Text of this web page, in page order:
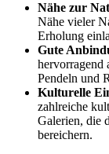
Nähe zur
Nähe vieler
Erholung
Gute
hervorragend
Pendeln und
Kulturelle
zahlreiche
Galerien, die
bereichern.